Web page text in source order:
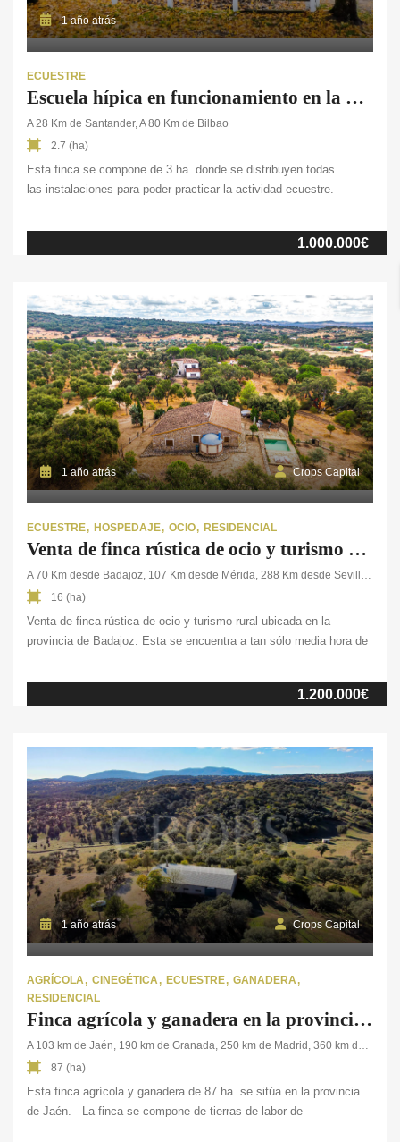
1 año atrás
ECUESTRE
Escuela hípica en funcionamiento en la provincia de Santander
A 28 Km de Santander, A 80 Km de Bilbao
2.7 (ha)
Esta finca se compone de 3 ha. donde se distribuyen todas
las instalaciones para poder practicar la actividad ecuestre.
otra descubierta, la cual cuenta con piso de sílice y geotextil y se
encuentra iluminada. También dispone de un picadero cubierto de
Encontramos, también, la zona del club privado, donde se
encuentra […]
1.000.000€
1 año atrás Crops Capital
ECUESTRE HOSPEDAJE OCIO RESIDENCIAL
Venta de finca rústica de ocio y turismo rural en Badajoz
A 70 Km desde Badajoz, 107 Km desde Mérida, 288 Km desde Sevilla y 390 Km desde Madrid
16 (ha)
Venta de finca rústica de ocio y turismo rural ubicada en la
provincia de Badajoz. Esta se encuentra a tan sólo media hora de
rendimiento gracias al turismo. La finca consta de tres conjuntos
de edificaciones. La casa residencial, de dos plantas con zona
1.200.000€
1 año atrás Crops Capital
AGRÍCOLA CINEGÉTICA ECUESTRE GANADERA
RESIDENCIAL
Finca agrícola y ganadera en la provincia de Jaén
87 (ha)
Esta finca agrícola y ganadera de 87 ha. se sitúa en la provincia
de Jaén. La finca se compone de tierras de labor de